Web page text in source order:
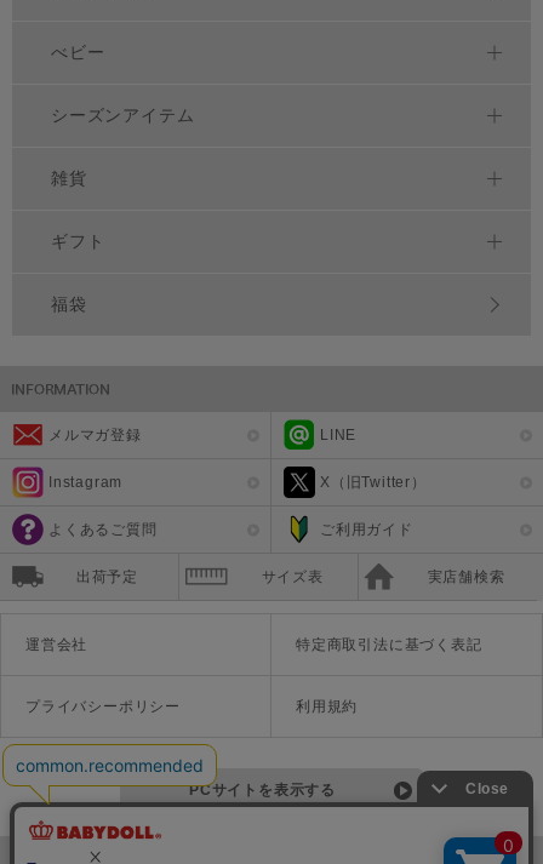
べビー
シーズンアイテム
雑貨
ギフト
福袋
メルマガ登録 LINE
Instagram X（旧Twitter）
よくあるご質問 ご利用ガイド
出荷予定 サイズ表 実店舗検索
運営会社 特定商取引法に基づく表記
プライバシーポリシー 利用規約
PCサイトを表示する
©Disney ©Disney/Pixar ©Disney. Based on the "Winnie the Pooh" works by A.A. Milne and E.H. Shepard.